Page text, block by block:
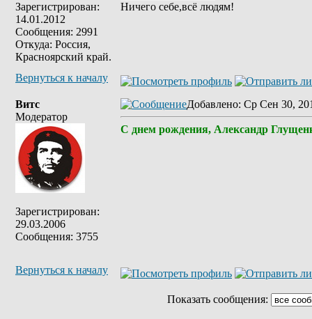
Зарегистрирован:
14.01.2012
Сообщения: 2991
Откуда: Россия,
Красноярский край.
Ничего себе,всё людям!
Вернуться к началу
Витс
Модератор
Зарегистрирован:
29.03.2006
Сообщения: 3755
Добавлено: Ср Сен 30,
С днем рождения, Александр
Вернуться к началу
Показать сообщения: